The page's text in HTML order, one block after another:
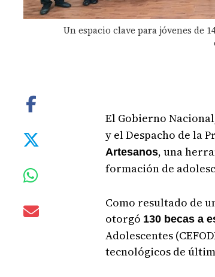
Un espacio clave para jóvenes de
El Gobierno
y el Despacho de la
Artesanos, una
formación de
Como resultado de
otorgó 130 becas a
Adolescentes
tecnológicos de